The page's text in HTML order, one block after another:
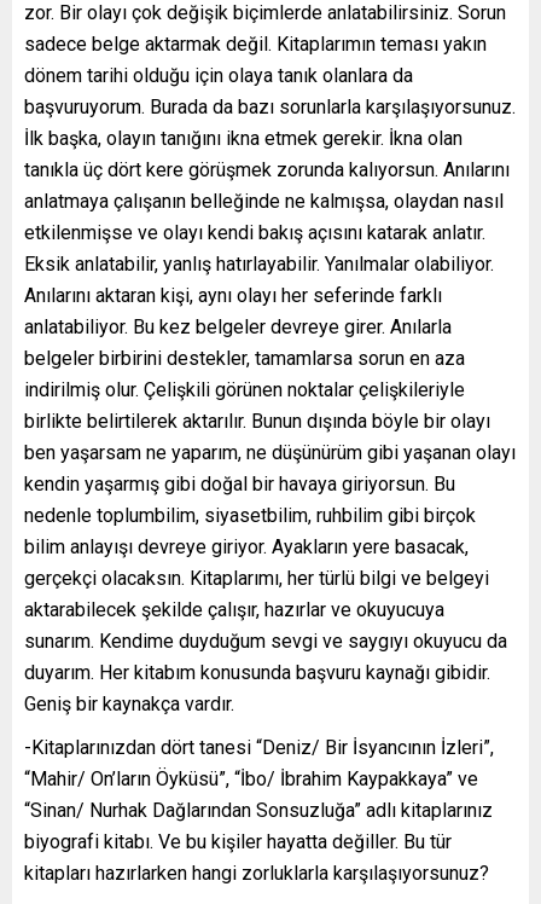
zor. Bir olayı çok değişik biçimlerde anlatabilirsiniz. Sorun
sadece belge aktarmak değil. Kitaplarımın teması yakın
dönem tarihi olduğu için olaya tanık olanlara da
başvuruyorum. Burada da bazı sorunlarla karşılaşıyorsunuz.
İlk başka, olayın tanığını ikna etmek gerekir. İkna olan
tanıkla üç dört kere görüşmek zorunda kalıyorsun. Anılarını
anlatmaya çalışanın belleğinde ne kalmışsa, olaydan nasıl
etkilenmişse ve olayı kendi bakış açısını katarak anlatır.
Eksik anlatabilir, yanlış hatırlayabilir. Yanılmalar olabiliyor.
Anılarını aktaran kişi, aynı olayı her seferinde farklı
anlatabiliyor. Bu kez belgeler devreye girer. Anılarla
belgeler birbirini destekler, tamamlarsa sorun en aza
indirilmiş olur. Çelişkili görünen noktalar çelişkileriyle
birlikte belirtilerek aktarılır. Bunun dışında böyle bir olayı
ben yaşarsam ne yaparım, ne düşünürüm gibi yaşanan olayı
kendin yaşarmış gibi doğal bir havaya giriyorsun. Bu
nedenle toplumbilim, siyasetbilim, ruhbilim gibi birçok
bilim anlayışı devreye giriyor. Ayakların yere basacak,
gerçekçi olacaksın. Kitaplarımı, her türlü bilgi ve belgeyi
aktarabilecek şekilde çalışır, hazırlar ve okuyucuya
sunarım. Kendime duyduğum sevgi ve saygıyı okuyucu da
duyarım. Her kitabım konusunda başvuru kaynağı gibidir.
Geniş bir kaynakça vardır.
-Kitaplarınızdan dört tanesi “Deniz/ Bir İsyancının İzleri”,
“Mahir/ On’ların Öyküsü”, “İbo/ İbrahim Kaypakkaya” ve
“Sinan/ Nurhak Dağlarından Sonsuzluğa” adlı kitaplarınız
biyografi kitabı. Ve bu kişiler hayatta değiller. Bu tür
kitapları hazırlarken hangi zorluklarla karşılaşıyorsunuz?